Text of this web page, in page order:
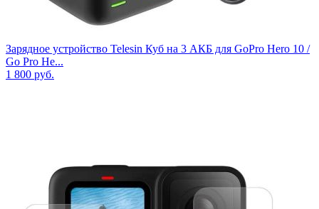
Зарядное устройство Telesin Куб на 3 АКБ для GoPro Hero 10 /
Go Pro He...
1 800 руб.